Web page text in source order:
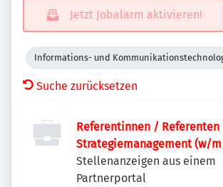
Jetzt Jobalarm aktivieren!
Informations- und
Suche zurücksetzen
Referentinnen / Referenten
Strategiemanagement (w/
Stellenanzeigen aus einem
Partnerportal